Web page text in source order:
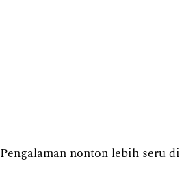
Pengalaman nonton lebih seru